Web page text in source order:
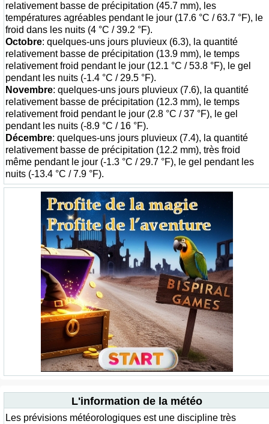
relativement basse de précipitation (45.7 mm), les
températures agréables pendant le jour (17.6 °C / 63.7 °F), le
froid dans les nuits (4 °C / 39.2 °F).
Octobre: quelques-uns jours pluvieux (6.3), la quantité
relativement basse de précipitation (13.9 mm), le temps
relativement froid pendant le jour (12.1 °C / 53.8 °F), le gel
pendant les nuits (-1.4 °C / 29.5 °F).
Novembre: quelques-uns jours pluvieux (7.6), la quantité
relativement basse de précipitation (12.3 mm), le temps
relativement froid pendant le jour (2.8 °C / 37 °F), le gel
pendant les nuits (-8.9 °C / 16 °F).
Décembre: quelques-uns jours pluvieux (7.4), la quantité
relativement basse de précipitation (12.2 mm), très froid
même pendant le jour (-1.3 °C / 29.7 °F), le gel pendant les
nuits (-13.4 °C / 7.9 °F).
L'information de la météo
Les prévisions météorologiques est une discipline très